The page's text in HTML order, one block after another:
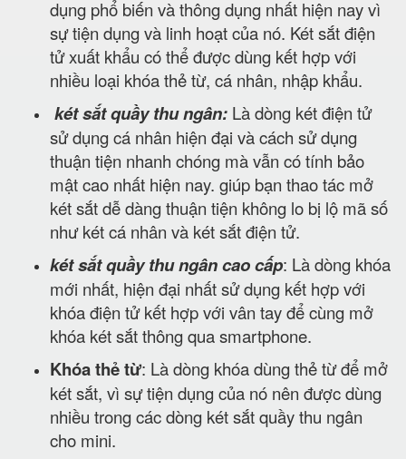
dụng phổ biến và thông dụng nhất hiện nay vì
sự tiện dụng và linh hoạt của nó. Két sắt điện
tử xuất khẩu có thể được dùng kết hợp với
nhiều loại khóa thẻ từ, cá nhân, nhập khẩu.
két sắt quầy thu ngân: Là dòng két điện tử
sử dụng cá nhân hiện đại và cách sử dụng
thuận tiện nhanh chóng mà vẫn có tính bảo
mật cao nhất hiện nay. giúp bạn thao tác mở
két sắt dễ dàng thuận tiện không lo bị lộ mã số
như két cá nhân và két sắt điện tử.
két sắt quầy thu ngân cao cấp: Là dòng khóa
mới nhất, hiện đại nhất sử dụng kết hợp với
khóa điện tử kết hợp với vân tay để cùng mở
khóa két sắt thông qua smartphone.
Khóa thẻ từ: Là dòng khóa dùng thẻ từ để mở
két sắt, vì sự tiện dụng của nó nên được dùng
nhiều trong các dòng két sắt quầy thu ngân
cho mini.